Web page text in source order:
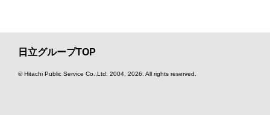
日立グループTOP
© Hitachi Public Service Co.,Ltd. 2004, 2026 . All rights reserved.